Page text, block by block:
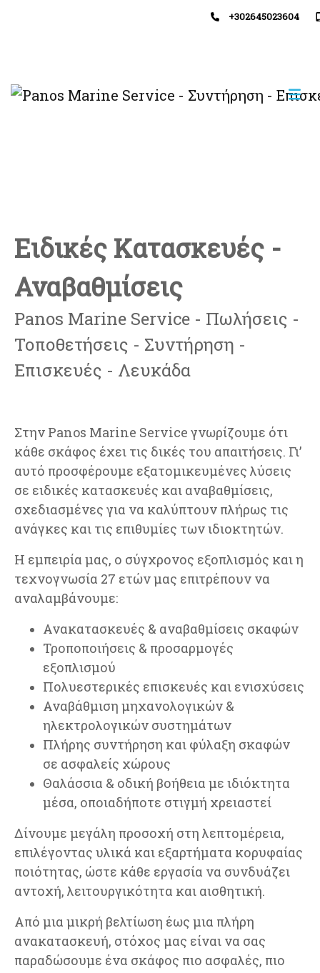
+302645023604
Ειδικές Κατασκευές -
Αναβαθμίσεις
Panos Marine Service - Πωλήσεις -
Τοποθετήσεις - Συντήρηση -
Επισκευές - Λευκάδα
Στην Panos Marine Service γνωρίζουμε ότι
κάθε σκάφος έχει τις δικές του απαιτήσεις. Γι’
αυτό προσφέρουμε εξατομικευμένες λύσεις
σε ειδικές κατασκευές και αναβαθμίσεις,
σχεδιασμένες για να καλύπτουν πλήρως τις
ανάγκες και τις επιθυμίες των ιδιοκτητών.
Η εμπειρία μας, ο σύγχρονος εξοπλισμός και η
τεχνογνωσία 27 ετών μας επιτρέπουν να
αναλαμβάνουμε:
Ανακατασκευές & αναβαθμίσεις σκαφών
Τροποποιήσεις & προσαρμογές
εξοπλισμού
Πολυεστερικές επισκευές και ενισχύσεις
Αναβάθμιση μηχανολογικών &
ηλεκτρολογικών συστημάτων
Πλήρης συντήρηση και φύλαξη σκαφών
σε ασφαλείς χώρους
Θαλάσσια & οδική βοήθεια με ιδιόκτητα
μέσα, οποιαδήποτε στιγμή χρειαστεί
Δίνουμε μεγάλη προσοχή στη λεπτομέρεια,
επιλέγοντας υλικά και εξαρτήματα κορυφαίας
ποιότητας, ώστε κάθε εργασία να συνδυάζει
αντοχή, λειτουργικότητα και αισθητική.
Από μια μικρή βελτίωση έως μια πλήρη
ανακατασκευή, στόχος μας είναι να σας
παραδώσουμε ένα σκάφος πιο ασφαλές, πιο